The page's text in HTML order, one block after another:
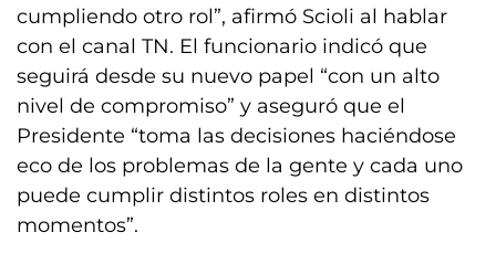
cumpliendo otro rol”, afirmó Scioli al hablar
con el canal TN. El funcionario indicó que
seguirá desde su nuevo papel “con un alto
nivel de compromiso” y aseguró que el
Presidente “toma las decisiones haciéndose
eco de los problemas de la gente y cada uno
puede cumplir distintos roles en distintos
momentos”.